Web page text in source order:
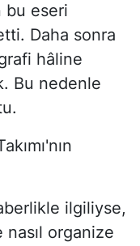
bu eseri
Daha sonra
hâline
Bu nedenle
ilgiliyse,
organize